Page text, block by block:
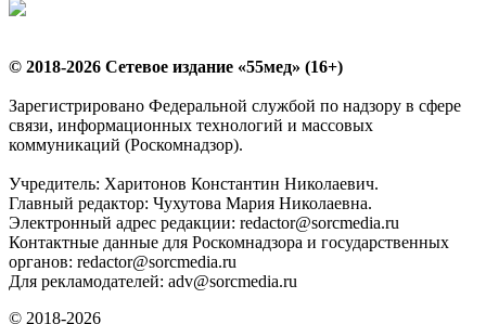
© 2018-2026 Сетевое издание «55мед» (16+)
Зарегистрировано Федеральной службой по надзору в сфере
связи, информационных технологий и массовых
коммуникаций (Роскомнадзор).
Учредитель: Харитонов Константин Николаевич.
Главный редактор: Чухутова Мария Николаевна.
Электронный адрес редакции: redactor@sorcmedia.ru
Контактные данные для Роскомнадзора и государственных
органов: redactor@sorcmedia.ru
Для рекламодателей: adv@sorcmedia.ru
© 2018-2026